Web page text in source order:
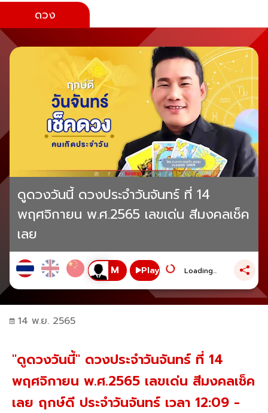
ดวง
ดูดวงวันนี้ ดวงประจำวันจันทร์ ที่ 14
พฤศจิกายน พ.ศ.2565 เลขเด่น สีมงคลเช็ค
เลย
Play Loading...
14 พ.ย. 2565
"ดูดวงวันนี้" ดวงประจำวันจันทร์ ที่ 14
พฤศจิกายน พ.ศ.2565 เลขเด่น สีมงคลเช็ค
เลย ฤกษ์ดี ประจำวันจันทร์ เวลา 12:09 -